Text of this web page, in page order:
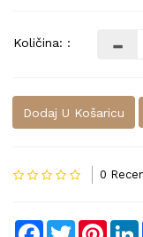
Količina: :
Dodaj U Košaricu
0
Facebook
Twitter